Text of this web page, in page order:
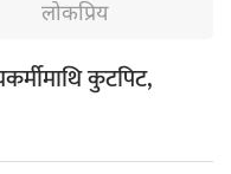
लोकप्रिय
कुटपिट,